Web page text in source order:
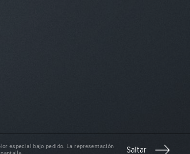
especial bajo pedido. La representación
Saltar